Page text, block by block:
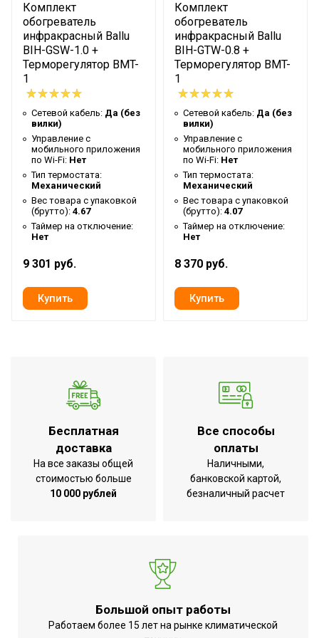
Таймер на отключение
Да
Высота упаковки товара
44.9
Гарантийный документ
Гарантийный талон
Глубина упаковки товара
68.6
Цвет корпуса
Белый
Ширина упаковки товара
14.6
Бренд
Ballu
Макс. потребляемая
мощность
1.5
Тип нагревательного
элемента
Микатермический
к системе отопления
Нет
Гарантийный срок
3 года
Серия
Apollo Infrared
Возможность
использования в ванной
Блок управления
Встроенный
Сохранение настроек при
отключении
электричества
Аварийное отключение
при наклоне или
3 года;Защита от
перегрева;Защита
Комплект
обогреватель
инфракрасный Ballu
BIH-GSW-1.0 +
Терморегулятор BMT-
1
Сетевой кабель: Да (без
вилки)
Управление c
мобильного приложения
по Wi-Fi: Нет
Тип термостата:
Механический
Вес товара с упаковкой
(брутто): 4.67
Таймер на отключение:
Нет
9 301 руб.
Комплект
обогреватель
инфракрасный Ballu
BIH-GTW-0.8 +
Терморегулятор BMT-
1
Сетевой кабель: Да (без
вилки)
Управление c
мобильного приложения
по Wi-Fi: Нет
Тип термостата:
Механический
Вес товара с упаковкой
(брутто): 4.07
Таймер на отключение:
Нет
8 370 руб.
Бесплатная
доставка
На все заказы общей
стоимостью больше
10 000 рублей
Все способы
оплаты
Наличными,
банковской картой,
безналичный расчет
Большой опыт работы
Работаем более 15 лет на рынке климатической